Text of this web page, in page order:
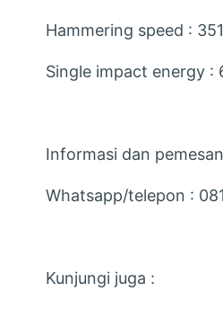
Hammering speed :
Single impact energy :
Informasi dan
Whatsapp/telepon :
Kunjungi juga :